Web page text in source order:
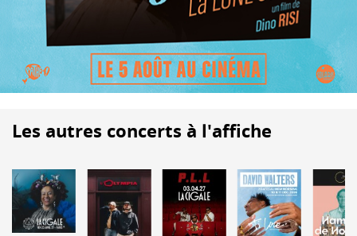
Les autres concerts à l'affiche